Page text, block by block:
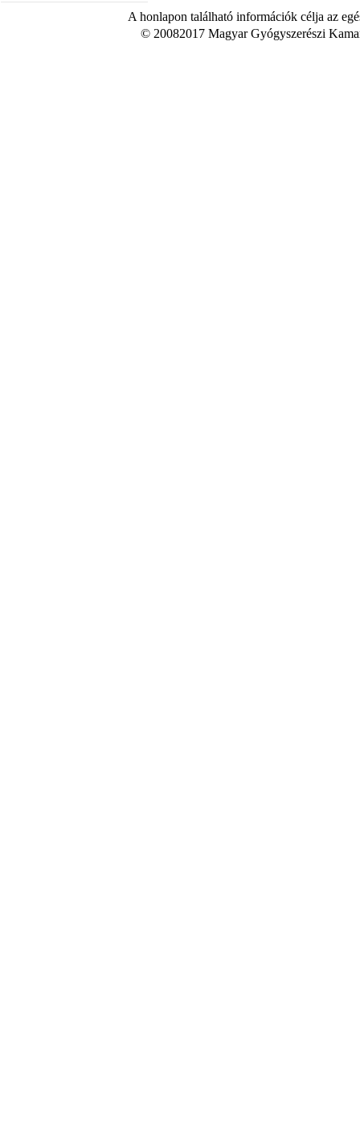
A honlapon található információk célja az
© 20082017 Magyar Gyógyszerészi